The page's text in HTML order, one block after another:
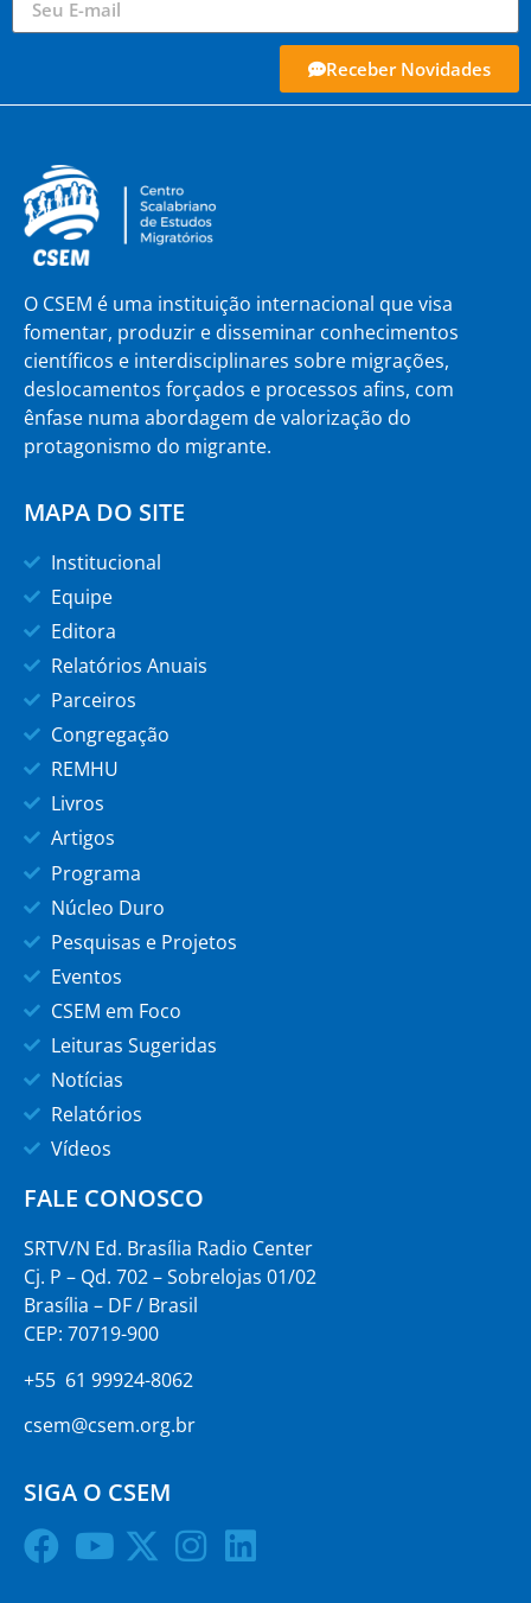
Receber Novidades
O CSEM é uma instituição internacional que visa
fomentar, produzir e disseminar conhecimentos
científicos e interdisciplinares sobre migrações,
deslocamentos forçados e processos afins, com
ênfase numa abordagem de valorização do
protagonismo do migrante.
MAPA DO SITE
Institucional
Equipe
Editora
Relatórios Anuais
Parceiros
Congregação
REMHU
Livros
Artigos
Programa
Núcleo Duro
Pesquisas e Projetos
Eventos
CSEM em Foco
Leituras Sugeridas
Notícias
Relatórios
Vídeos
FALE CONOSCO
SRTV/N Ed. Brasília Radio Center
Cj. P – Qd. 702 – Sobrelojas 01/02
Brasília – DF / Brasil
CEP: 70719-900
+55 61 99924-8062
csem@csem.org.br
SIGA O CSEM